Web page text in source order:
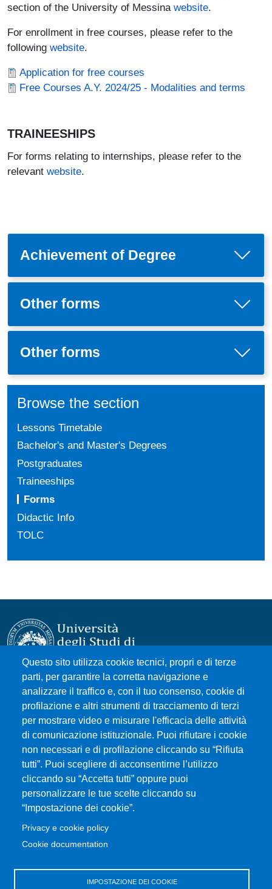
section of the University of Messina website.
For enrollment in free courses, please refer to the
following website.
Documento
Application for free courses
Documento
Free Courses A.Y. 2024/25 - Modalities and terms
TRAINEESHIPS
For forms relating to internships, please refer to the
relevant website.
Achievement of Degree
Other forms
Other forms
Browse the section
Lessons Timetable
Bachelor's and Master's Degrees
Postgraduates
Traineeships
Forms
Didactic Info
TOLC
Questo sito utilizza cookie tecnici, propri e di terze
parti, per garantire la corretta navigazione e
analizzare il traffico e, con il tuo consenso, cookie di
profilazione e altri strumenti di tracciamento di terzi
per mostrare video e misurare l'efficacia delle attività
di comunicazione istituzionale. Puoi rifiutare i cookie
non necessari e di profilazione cliccando su “Rifiuta
tutti”. Puoi scegliere di acconsentirne l’utilizzo
cliccando su “Accetta tutti” oppure puoi
personalizzare le tue scelte cliccando su
“Impostazione dei cookie”.
Privacy e cookie policy
Cookie documentation
IMPOSTAZIONE DEI COOKIE
Università degli Studi di Messina
Piazza Pugliatti, 1 - 98122 Messina
Cod. Fiscale 80004070837
P.IVA 00724160833
Centralino: 090 676 1
MENÙ SOCIAL
MENÙ FOOTER 1
Accessibility statement
Privacy and cookie policy
Sitemap